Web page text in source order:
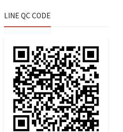
LINE QC CODE